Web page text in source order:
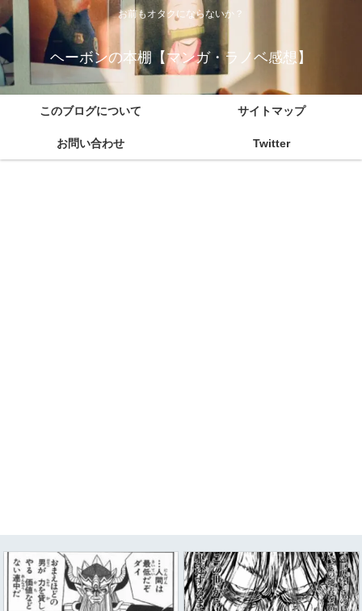
お前もオタクにならないか？
ヘーボンの本棚【マンガ・ラノベ感想】
このブログについて サイトマップ
お問い合わせ Twitter